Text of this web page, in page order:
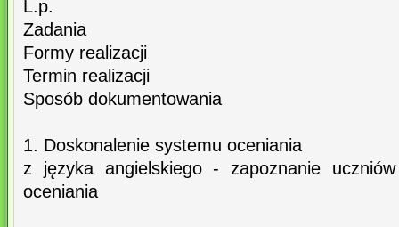
L.p.
Zadania
Formy realizacji
Termin realizacji
Sposób dokumentowania
1. Doskonalenie systemu oceniania
z języka angielskiego - zapoznanie
oceniania